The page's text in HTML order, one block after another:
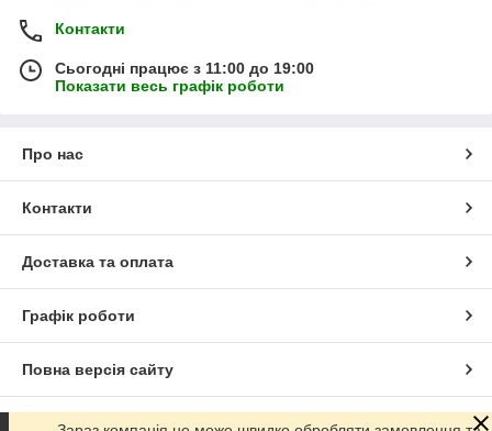
Контакти
Сьогодні працює з 11:00 до 19:00
Показати весь графік роботи
Про нас
Контакти
Доставка та оплата
Графік роботи
Повна версія сайту
Сайт створено на маркетплейсіProm.ua